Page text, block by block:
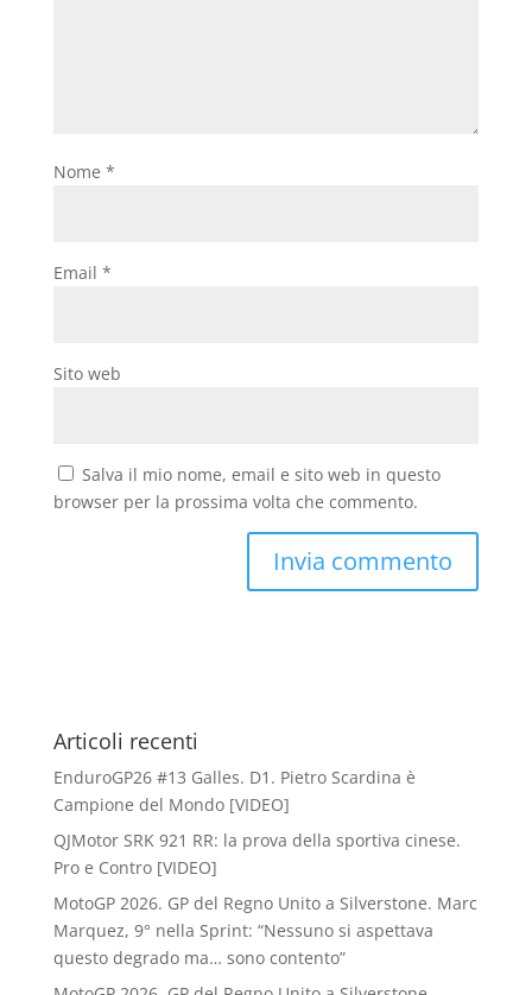
Nome *
Email *
Sito web
Salva il mio nome, email e sito web in questo
browser per la prossima volta che commento.
Articoli recenti
EnduroGP26 #13 Galles. D1. Pietro Scardina è
Campione del Mondo [VIDEO]
QJMotor SRK 921 RR: la prova della sportiva cinese.
Pro e Contro [VIDEO]
MotoGP 2026. GP del Regno Unito a Silverstone. Marc
Marquez, 9° nella Sprint: “Nessuno si aspettava
questo degrado ma… sono contento”